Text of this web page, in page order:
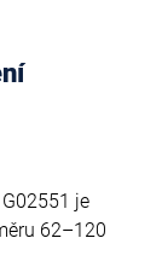
je
62–120